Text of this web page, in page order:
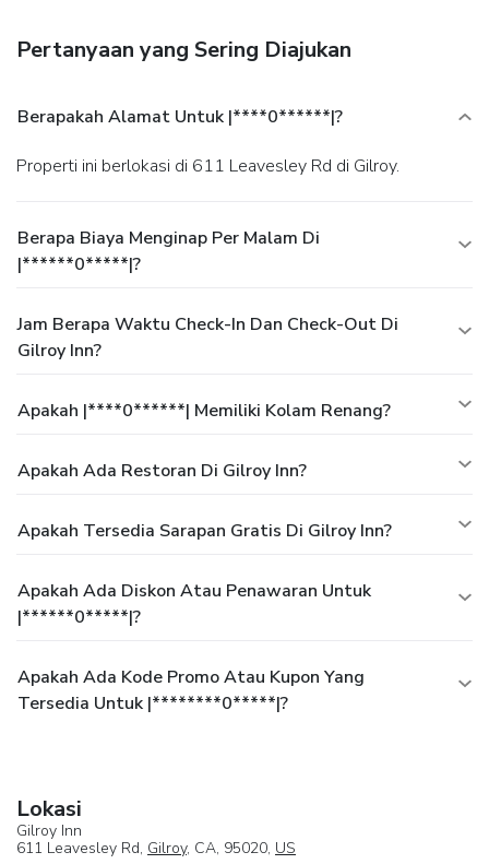
Pertanyaan yang Sering Diajukan
Berapakah Alamat Untuk |****0******|?
Properti ini berlokasi di 611 Leavesley Rd di Gilroy.
Berapa Biaya Menginap Per Malam Di
|******0*****|?
Jam Berapa Waktu Check-In Dan Check-Out Di
Gilroy Inn?
Apakah |****0******| Memiliki Kolam Renang?
Apakah Ada Restoran Di Gilroy Inn?
Apakah Tersedia Sarapan Gratis Di Gilroy Inn?
Apakah Ada Diskon Atau Penawaran Untuk
|******0*****|?
Apakah Ada Kode Promo Atau Kupon Yang
Tersedia Untuk |********0*****|?
Lokasi
Gilroy Inn
611 Leavesley Rd, Gilroy, CA, 95020, US